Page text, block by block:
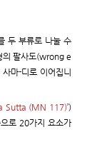
두 부류로 나눌 수
의 팔사도(wrong e
마-디로 이어집니
Sutta (MN 117)’)
로 20가지 요소가